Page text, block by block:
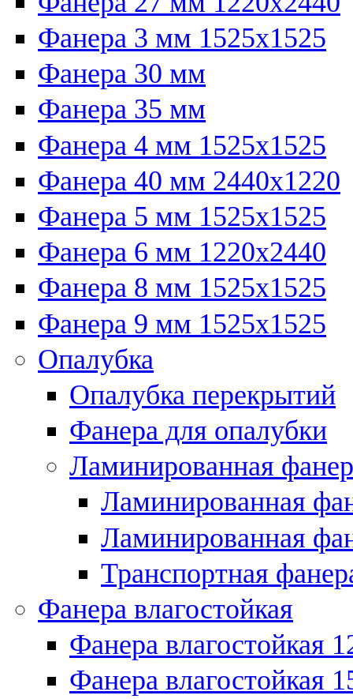
Фанера 3 мм 1525х1525
Фанера 30 мм
Фанера 35 мм
Фанера 4 мм 1525х1525
Фанера 40 мм 2440х1220
Фанера 5 мм 1525х1525
Фанера 6 мм 1220х2440
Фанера 8 мм 1525х1525
Фанера 9 мм 1525х1525
Опалубка
Опалубка перекрытий
Фанера для опалубки
Ламинированная
Ламинированная
Ламинированная
Транспортная
Фанера влагостойкая
Фанера влагостойкая
Фанера влагостойкая